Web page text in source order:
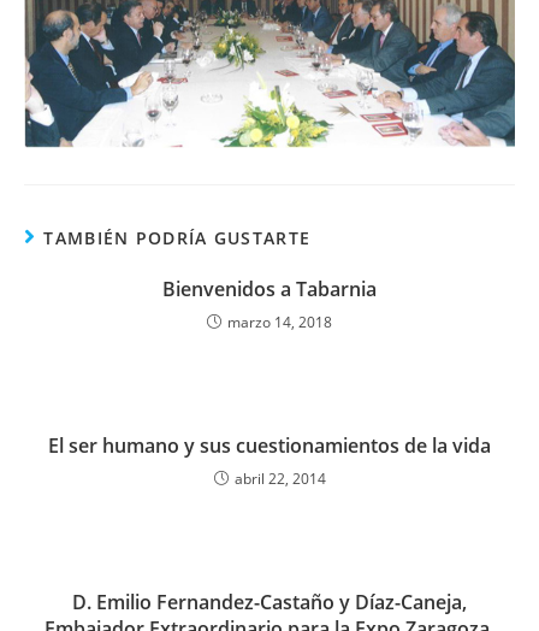
TAMBIÉN PODRÍA GUSTARTE
Bienvenidos a Tabarnia
marzo 14, 2018
El ser humano y sus cuestionamientos de la vida
abril 22, 2014
D. Emilio Fernandez-Castaño y Díaz-Caneja,